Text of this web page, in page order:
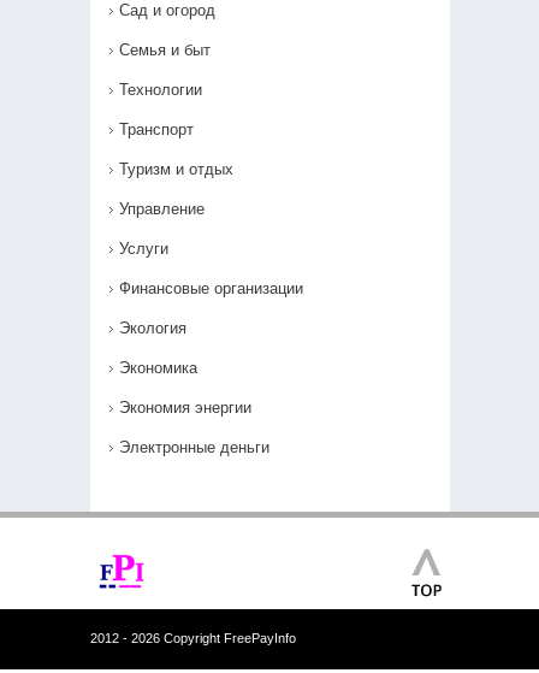
Сад и огород
Семья и быт
Технологии
Транспорт
Туризм и отдых
Управление
Услуги
Финансовые организации
Экология
Экономика
Экономия энергии
Электронные деньги
2012 - 2026 Copyright FreePayInfo